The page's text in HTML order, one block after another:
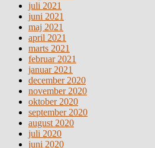
juli 2021
juni 2021
maj 2021
april 2021
marts 2021
februar 2021
januar 2021
december 2020
november 2020
oktober 2020
september 2020
august 2020
juli 2020
juni 2020